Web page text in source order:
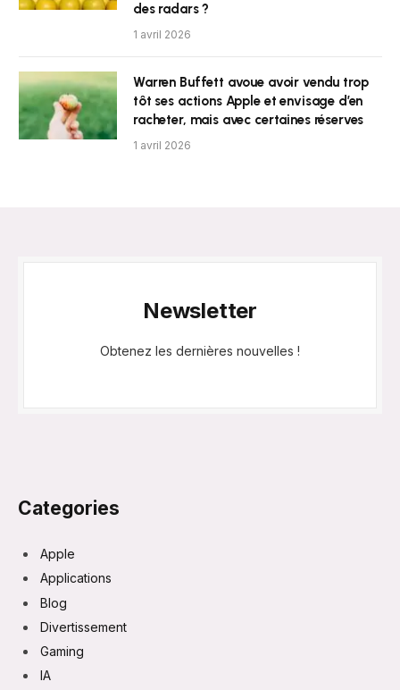
des radars ?
1 avril 2026
Warren Buffett avoue avoir vendu trop
tôt ses actions Apple et envisage d’en
racheter, mais avec certaines réserves
1 avril 2026
Newsletter
Obtenez les dernières nouvelles !
Categories
Apple
Applications
Blog
Divertissement
Gaming
IA